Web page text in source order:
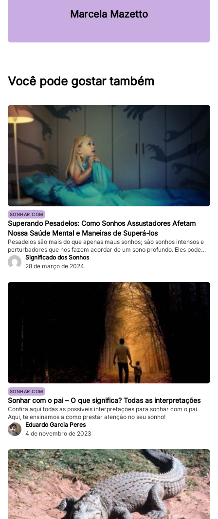
Marcela Mazetto
Você pode gostar também
SONHAR COM
Superando Pesadelos: Como Sonhos Assustadores Afetam
Nossa Saúde Mental e Maneiras de Superá-los
Pesadelos são mais do que apenas maus sonhos; são sonhos intensos e
perturbadores que nos fazem acordar de um sono profundo. Eles podem
ser tão vívidos e assustadores que fazem nosso coração bater forte, e a
sensação de medo persiste mesmo depois de acordarmos. Enquanto
impactar significativamente nossa […]
Significado dos Sonhos
28 de março de 2024
SONHAR COM
Sonhar com o pai – O que significa? Todas as interpretações
Confira aqui todas as possíveis interpretações para sonhar com o pai.
Aqui, te ensinamos a como prestar atenção no seu sonho!
Eduardo Garcia Peres
4 de novembro de 2023